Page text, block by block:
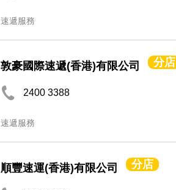
速遞服務
敦豪國際速遞(香港)有限公司 分店
2400 3388
速遞服務
順豐速運(香港)有限公司 分店